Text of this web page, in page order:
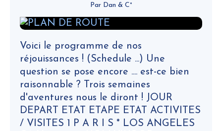
Par Dan & C°
Voici le programme de nos
réjouissances ! (Schedule ...) Une
question se pose encore .... est-ce bien
raisonnable ? Trois semaines
d'aventures nous le diront ! JOUR
DEPART ETAT ETAPE ETAT ACTIVITES
/ VISITES 1 P A R I S * LOS ANGELES